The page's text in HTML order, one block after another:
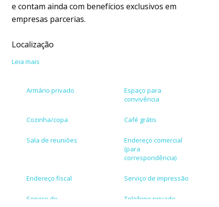
e contam ainda com benefícios exclusivos em
empresas parcerias.
Localização
para todos que buscam um escritório pronto para
cidade. A região possuí muitas opções de transporte,
empresa precisa.
O acesso pode ser feito pela estação de Cinelândia,
Leia mais
Armário privado
Espaço para
convivência
Cozinha/copa Café grátis
Sala de reuniões
Endereço comercial
(para
correspondência)
Endereço fiscal Serviço de impressão
Serviço de
Telefone privado